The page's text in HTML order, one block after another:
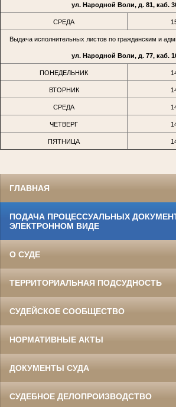
ул. Народной Воли, д. 81, каб.
СРЕДА
Выдача исполнительных листов по гражданским и
ул. Народной Воли, д. 77, каб.
ПОНЕДЕЛЬНИК
ВТОРНИК
СРЕДА
ЧЕТВЕРГ
ПЯТНИЦА
ГЛАВНАЯ
ПОДАЧА ПРОЦЕССУАЛЬНЫХ
ЭЛЕКТРОННОМ ВИДЕ
О СУДЕ
ТЕРРИТОРИАЛЬНАЯ ПОДСУДНОСТЬ
СУДЕЙСКОЕ СООБЩЕСТВО
НОРМАТИВНЫЕ АКТЫ
ДОКУМЕНТЫ СУДА
СУДЕБНОЕ ДЕЛОПРОИЗВОДСТВО